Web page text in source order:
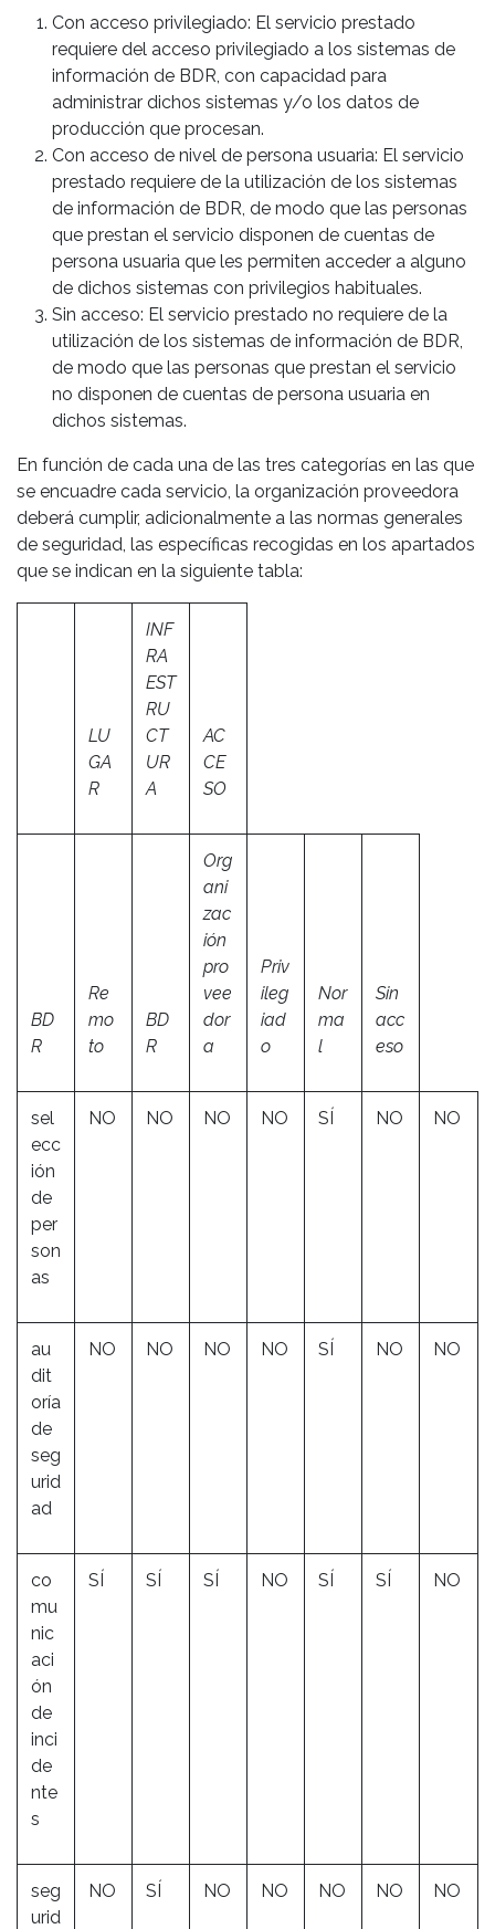
Con acceso privilegiado: El servicio prestado
requiere del acceso privilegiado a los sistemas de
información de BDR, con capacidad para
administrar dichos sistemas y/o los datos de
producción que procesan.
Con acceso de nivel de persona usuaria: El servicio
prestado requiere de la utilización de los sistemas
de información de BDR, de modo que las personas
que prestan el servicio disponen de cuentas de
persona usuaria que les permiten acceder a alguno
de dichos sistemas con privilegios habituales.
Sin acceso: El servicio prestado no requiere de la
utilización de los sistemas de información de BDR,
de modo que las personas que prestan el servicio
no disponen de cuentas de persona usuaria en
dichos sistemas.
En función de cada una de las tres categorías en las que
se encuadre cada servicio, la organización proveedora
deberá cumplir, adicionalmente a las normas generales
de seguridad, las específicas recogidas en los apartados
que se indican en la siguiente tabla:
LU
GA
R
INF
RA
EST
RU
CT
UR
A
AC
CE
SO
BD
R
Re
mo
to
BD
R
Org
ani
zac
ión
pro
vee
dor
a
Priv
ileg
iad
o
Nor
ma
l
Sin
acc
eso
sel
ecc
ión
de
per
son
as
NO NO NO NO SÍ NO NO
au
dit
oría
de
seg
urid
ad
NO NO NO NO SÍ NO NO
co
mu
nic
aci
ón
de
inci
de
nte
s
SÍ SÍ SÍ NO SÍ SÍ NO
seg
urid
NO SÍ NO NO NO NO NO